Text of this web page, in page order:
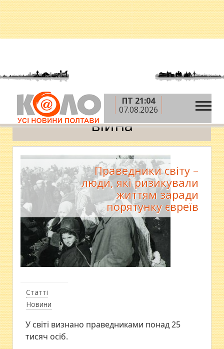
ПТ 21:04
07.08.2026
Головна » війна
війна
Статті
Новини
Праведники світу –
люди, які ризикували
життям заради
порятунку євреїв
У світі визнано праведниками понад 25
тисяч осіб.